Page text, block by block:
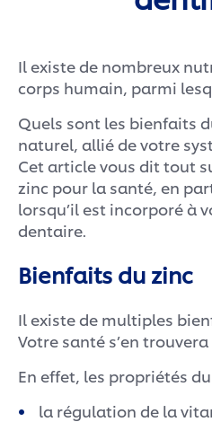
Il existe de nombreux
corps humain, parmi
Quels sont les bienfaits
naturel, allié de votre
Cet article vous dit tout
zinc pour la santé, en
lorsqu’il est incorporé à
dentaire.
Bienfaits du zinc
Il existe de multiples
Votre santé s’en
En effet, les propriétés
la régulation de la